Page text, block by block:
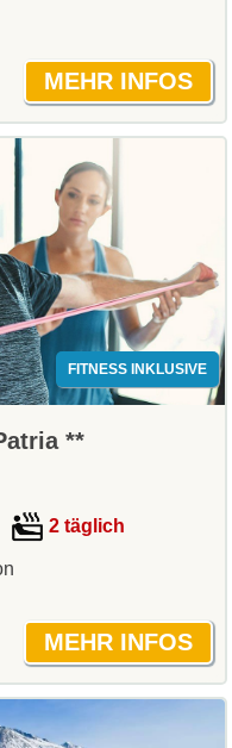
FITNESS INKLUSIVE
**
2 täglich